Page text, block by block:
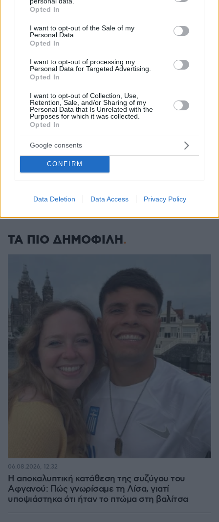
grant or deny consent to Google and its third-party tags to
use your data for below specified purposes in below Google
consent section.
Opted In
I want to opt-out of the Sale of my
Personal Data.
Opted In
I want to opt-out of processing my
Personal Data for Targeted Advertising.
Opted In
I want to opt-out of Collection, Use,
Retention, Sale, and/or Sharing of my
Personal Data that Is Unrelated with the
Purposes for which it was collected.
Opted In
Google consents
CONFIRM
Data Deletion Data Access Privacy Policy
Βίκυ Καγιά: Στη Μύκονο με φλοράλ φόρεμα και την
κόρη της
Πλαστική μεμβράνη: 7 λάθη που όλοι κάνουμε στην
πριν 28 λεπτά
Εβδομάδα Μόδας Κοπεγχάγης: Το kitten heel που δεν
πριν 28 λεπτά
Κάναμε canyoning στις Οβίρες Ρογκοβού: Η απόλυτη
καλοκαιρινή περιπέτεια στα Ζαγοροχώρια
πριν 28 λεπτά
Δημοσκόπηση Reuters/Ipsos: Οι Αμερικανοί
προετοιμάζονται για περισσότερο χάος στη Μέση
Ανατολή εν μέσω πολέμου με το Ιράν
πριν 29 λεπτά
ΔΕΙΤΕ ΟΛΕΣ ΤΙΣ ΕΙΔΗΣΕΙΣ
ΤΑ ΠΙΟ ΔΗΜΟΦΙΛΗ
Η αποκαλυπτική κατάθεση της συζύγου του
Αφγανού: Πώς γνωρίσαμε τη Λίσα, γιατί
υποψιάστηκα ότι ήταν το πτώμα στη βαλίτσα
06.08.2026, 12:32